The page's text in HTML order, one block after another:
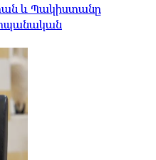
և Պակիստանը